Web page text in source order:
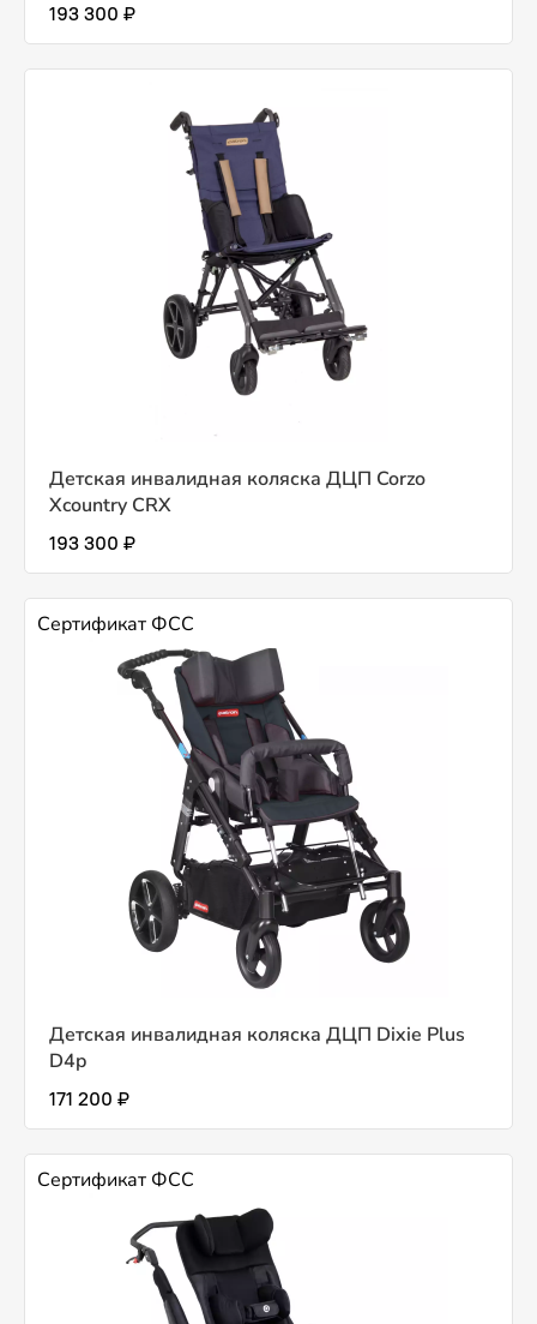
193 300 ₽
Детская инвалидная коляска ДЦП Corzo
Xcountry CRX
193 300 ₽
Сертификат ФСС
Детская инвалидная коляска ДЦП Dixie Plus
D4p
171 200 ₽
Сертификат ФСС